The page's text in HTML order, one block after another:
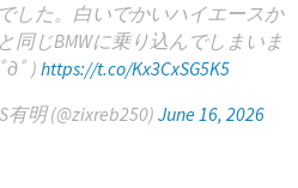
した。白いでかいハイエースか
同じBMWに乗り込んでしまいま
ﾟ ) https://t.co/Kx3CxSG5K5
有明 (@zixreb250) June 16, 2026